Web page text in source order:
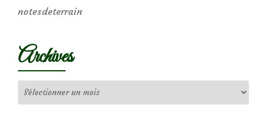
notesdeterrain
Archives